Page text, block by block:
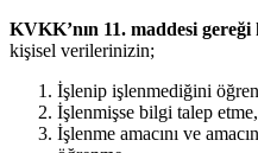
KVKK’nın 11. maddesi gereği
kişisel verilerinizin;
İşlenip işlenmediğini
İşlenmişse bilgi talep etme,
İşlenme amacını ve